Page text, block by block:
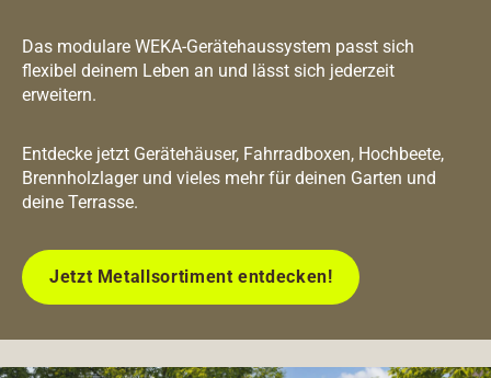
Das modulare WEKA-Gerätehaussystem passt sich
flexibel deinem Leben an und lässt sich jederzeit
erweitern.
Entdecke jetzt Gerätehäuser, Fahrradboxen, Hochbeete,
Brennholzlager und vieles mehr für deinen Garten und
deine Terrasse.
Jetzt Metallsortiment entdecken!